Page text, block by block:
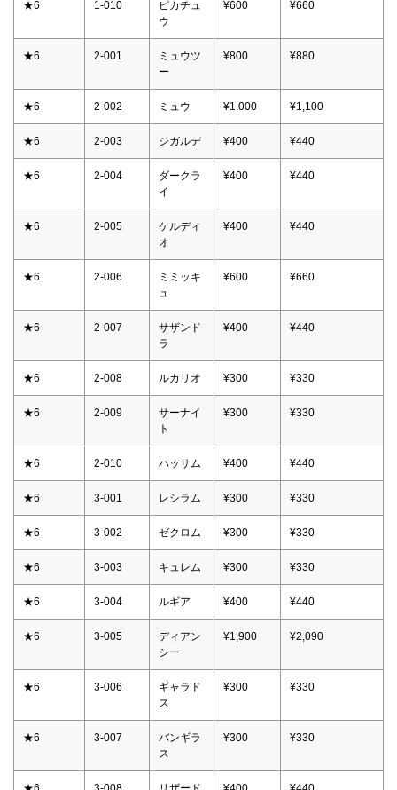
★6 1-010
ピカチュ
ウ
¥600 ¥660
★6 2-001
ミュウツ
ー
¥800 ¥880
★6 2-002 ミュウ ¥1,000 ¥1,100
★6 2-003 ジガルデ ¥400 ¥440
★6 2-004
ダークラ
イ
¥400 ¥440
★6 2-005
ケルディ
オ
¥400 ¥440
★6 2-006
ミミッキ
ュ
¥600 ¥660
★6 2-007
サザンド
ラ
¥400 ¥440
★6 2-008 ルカリオ ¥300 ¥330
★6 2-009
サーナイ
ト
¥300 ¥330
★6 2-010 ハッサム ¥400 ¥440
★6 3-001 レシラム ¥300 ¥330
★6 3-002 ゼクロム ¥300 ¥330
★6 3-003 キュレム ¥300 ¥330
★6 3-004 ルギア ¥400 ¥440
★6 3-005
ディアン
シー
¥1,900 ¥2,090
★6 3-006
ギャラド
ス
¥300 ¥330
★6 3-007
バンギラ
ス
¥300 ¥330